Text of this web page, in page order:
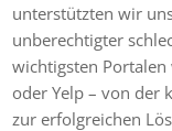
unterstützten wir
unberechtigter
wichtigsten Portalen
oder Yelp – von der
zur erfolgreichen